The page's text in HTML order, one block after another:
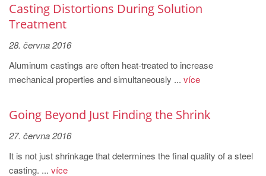
MAGMA Asia-Pacific, Singapore
MAGMA South-America, Brazil
PT
MAGMA Türkiye
TR
Casting Distortions During Solution
Treatment
28. června 2016
Aluminum castings are often heat-treated to increase
mechanical properties and simultaneously ... více
Going Beyond Just Finding the Shrink
27. června 2016
It is not just shrinkage that determines the final quality of a steel
casting. ... více